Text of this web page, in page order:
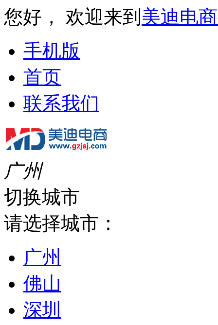
您好， 欢迎来到 美迪电
手机版
首页
联系我们
广州
切换城市
请选择城市：
广州
佛山
深圳